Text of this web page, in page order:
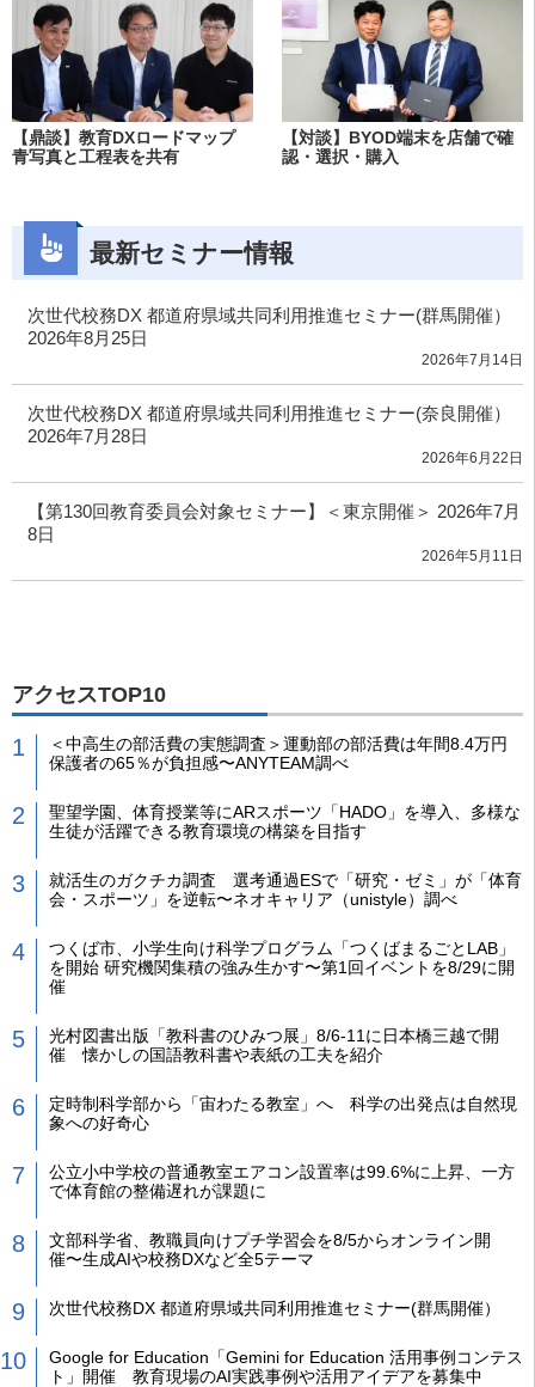
【鼎談】教育DXロードマップ
青写真と工程表を共有
【対談】BYOD端末を店舗で確
認・選択・購入
最新セミナー情報
次世代校務DX 都道府県域共同利用推進セミナー(群馬開催）
2026年8月25日
2026年7月14日
次世代校務DX 都道府県域共同利用推進セミナー(奈良開催）
2026年7月28日
2026年6月22日
【第130回教育委員会対象セミナー】＜東京開催＞ 2026年7月
8日
2026年5月11日
アクセスTOP10
＜中高生の部活費の実態調査＞運動部の部活費は年間8.4万円
保護者の65％が負担感〜ANYTEAM調べ
聖望学園、体育授業等にARスポーツ「HADO」を導入、多様な
生徒が活躍できる教育環境の構築を目指す
就活生のガクチカ調査 選考通過ESで「研究・ゼミ」が「体育
会・スポーツ」を逆転〜ネオキャリア（unistyle）調べ
つくば市、小学生向け科学プログラム「つくばまるごとLAB」
を開始 研究機関集積の強み生かす〜第1回イベントを8/29に開
催
光村図書出版「教科書のひみつ展」8/6-11に日本橋三越で開
催 懐かしの国語教科書や表紙の工夫を紹介
定時制科学部から「宙わたる教室」へ 科学の出発点は自然現
象への好奇心
公立小中学校の普通教室エアコン設置率は99.6%に上昇、一方
で体育館の整備遅れが課題に
文部科学省、教職員向けプチ学習会を8/5からオンライン開
催〜生成AIや校務DXなど全5テーマ
次世代校務DX 都道府県域共同利用推進セミナー(群馬開催）
Google for Education「Gemini for Education 活用事例コンテス
ト」開催 教育現場のAI実践事例や活用アイデアを募集中